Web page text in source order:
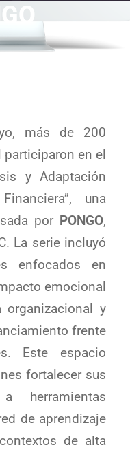
más de 200
en el
y Adaptación
una
por PONGO,
La serie incluyó
enfocados en
emocional
y
frente
Este espacio
fortalecer sus
herramientas
de aprendizaje
de alta